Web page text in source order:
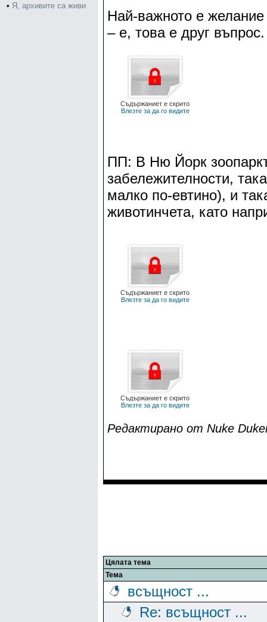
• Я, архивите са живи
Най-важното е желание
– е, това е друг въпрос.
Съдържаниет е скрито
Влезте за да го видите
ПП: В Ню Йорк
забележителности,
малко по-евтино), и
животинчета, като
Съдържаниет е скрито
Влезте за да го видите
Съдържаниет е скрито
Влезте за да го видите
Редактирано от Nuke
Цялата тема
Тема
всъщност ...
Re: всъщност ...